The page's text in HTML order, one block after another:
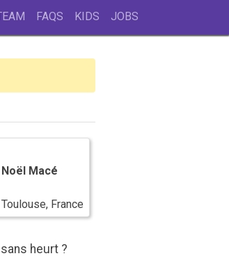
FAQS KIDS JOBS
Noël Macé
Toulouse, France
heurt ?